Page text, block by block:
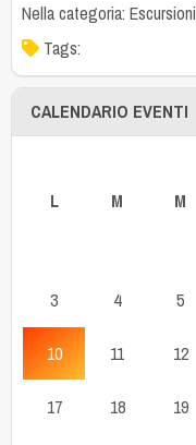
Nella categoria: Escursioni
Tags:
CALENDARIO EVENTI
L
M M
3 4 5
10 11 12
17 18 19